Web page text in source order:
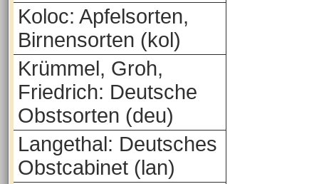
Koloc: Apfelsorten,
Birnensorten (kol)
Krümmel, Groh,
Friedrich: Deutsche
Obstsorten (deu)
Langethal: Deutsches
Obstcabinet (lan)